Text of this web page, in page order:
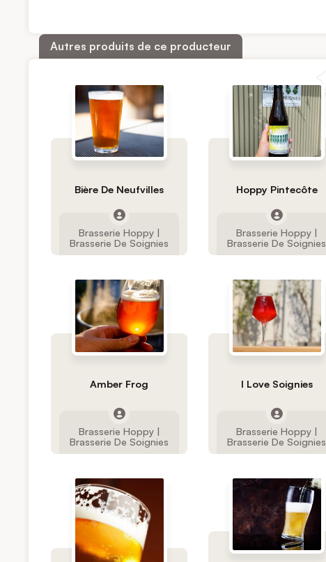
Autres produits de ce producteur
Bière De Neufvilles
Brasserie Hoppy |
Brasserie De Soignies
Hoppy Pintecôte
Brasserie Hoppy |
Brasserie De Soignies
Amber Frog
Brasserie Hoppy |
Brasserie De Soignies
I Love Soignies
Brasserie Hoppy |
Brasserie De Soignies